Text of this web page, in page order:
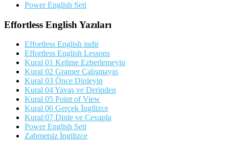
Power English Seti
Effortless English Yazıları
Effortless English indir
Effortless English Lessons
Kural 01 Kelime Ezberlemeyin
Kural 02 Gramer Çalışmayın
Kural 03 Önce Dinleyin
Kural 04 Yavaş ve Derinden
Kural 05 Point of View
Kural 06 Gerçek İngilizce
Kural:07 Dinle ve Cevapla
Power English Seti
Zahmetsiz İngilizce